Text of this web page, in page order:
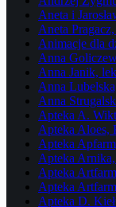
Aneta i
Aneta
Animacje dla
Anna
Anna Janik,
Anna
Anna
Apteka A.
Apteka Aloes,
Apteka
Apteka
Apteka
Apteka
Apteka D.